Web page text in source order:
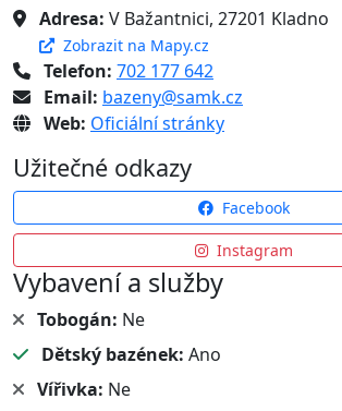
Adresa: V Bažantnici, 27201 Kladno
Zobrazit na Mapy.cz
Telefon: 702 177 642
Email: bazeny@samk.cz
Web: Oficiální stránky
Užitečné odkazy
Facebook
Instagram
Vybavení a služby
Tobogán: Ne
Dětský bazének: Ano
Vířivka: Ne